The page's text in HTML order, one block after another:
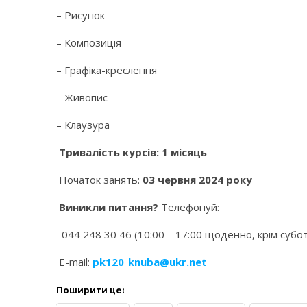
– Рисунок
– Композиція
– Графіка-креслення
– Живопис
– Клаузура
Тривалість курсів: 1 місяць
Початок занять: 03 червня 2024 року
Виникли питання? Телефонуй:
044 248 30 46 (10:00 – 17:00 щоденно, крім
E-mail: pk120_knuba@ukr.net
Поширити це: